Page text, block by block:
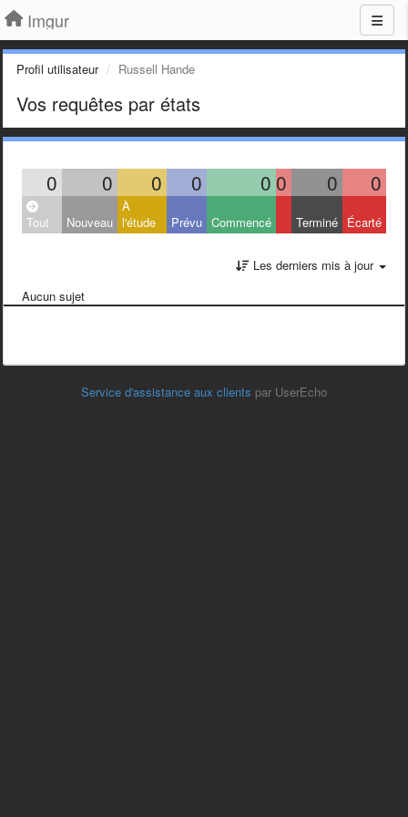
Imgur
Profil utilisateur Russell Hande
Vos requêtes par états
0 0 0 0 0 0 0 0
Tout Nouveau
À
l'étude
Prévu Commencé Terminé Écarté
Les derniers mis à jour
Aucun sujet
Service d'assistance aux clients par UserEcho